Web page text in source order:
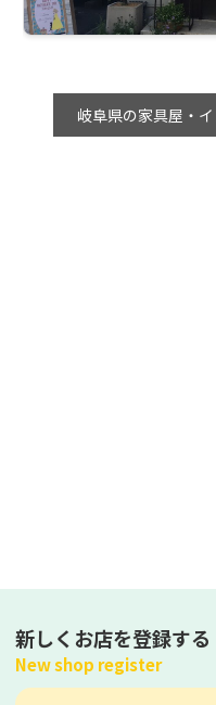
岐阜県の家具屋・
新しくお店を登録する
New shop register